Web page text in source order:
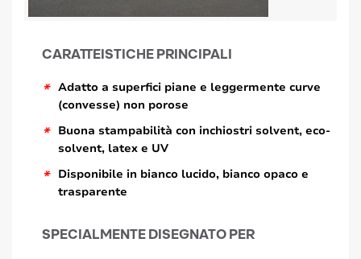
CARATTEISTICHE PRINCIPALI
* Adatto a superfici piane e leggermente curve
(convesse) non porose
*
Buona stampabilità con inchiostri solvent, eco-
solvent, latex e UV
*
Disponibile in bianco lucido, bianco opaco e
trasparente
SPECIALMENTE DISEGNATO PER